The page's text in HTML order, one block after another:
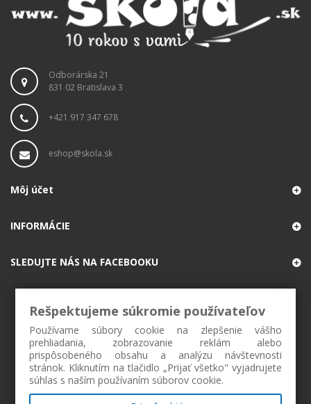
Odborárska 21
831 02 Bratislava 3
+421 917 347 678
eshop@skola.sk
Môj účet
INFORMÁCIE
SLEDUJTE NÁS NA FACEBOOKU
Rešpektujeme súkromie používateľov
Používame súbory cookie na zlepšenie vášho
prehliadania, zobrazovanie reklám alebo
prispôsobeného obsahu a analýzu návštevnosti
stránok. Kliknutím na tlačidlo „Prijať všetko" vyjadrujete
súhlas s naším používaním súborov cookie.